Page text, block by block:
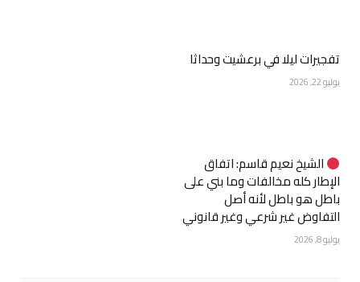
تفجيرات ليلا في برعشيت وحداثا
يوليو 22, 2026
الشيخ نعيم قاسم: اتفاق
الإطار كله مخالفات وما بني على
باطل هو باطل لأنه أصل
التفاوض غير شرعي وغير قانوني
يوليو 8, 2026